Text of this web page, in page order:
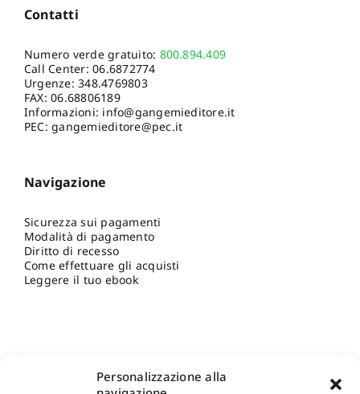
Personalizzazione alla
Contatti
Numero verde gratuito: 800.894.409
Call Center:06.6872774
Urgenze:348.4769803
FAX: 06.68806189
Informazioni: info@gangemieditore.it
PEC: gangemieditore@pec.it
Navigazione
Sicurezza sui pagamenti
Modalità di pagamento
Diritto di recesso
Come effettuare gli acquisti
Leggere il tuo ebook